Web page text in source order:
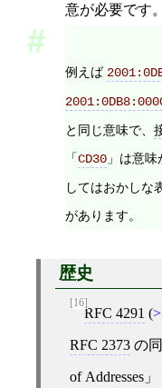
意が必要です。
例えば
と同じ意味で、
「CD30 」は意
してはおかしな
があります。
歴史
[16]
RFC 4291 (
RFC 2373の同
of Addresses